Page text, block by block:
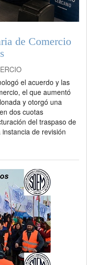
de Comercio
el acuerdo y las
el que aumentó
y otorgó una
dos cuotas
del traspaso de
de revisión